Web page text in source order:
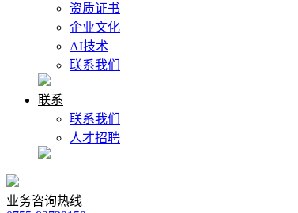
资质证书
企业文化
AI技术
联系我们
联系
联系我们
人才招聘
业务咨询热线